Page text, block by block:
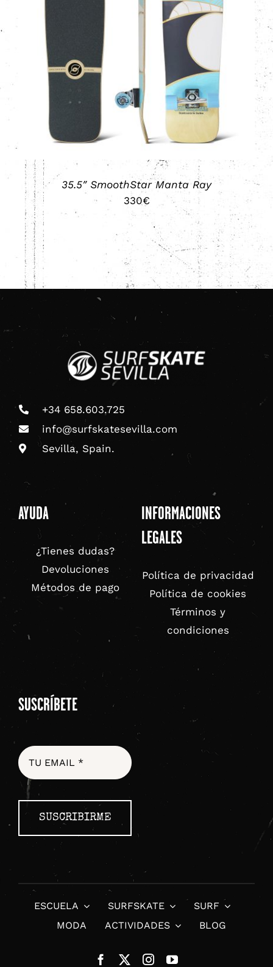
AÑADIR AL CARRITO DETALLES
35.5″ SmoothStar Manta Ray
330€
+34 658.603.725
info@surfskatesevilla.com
Sevilla, Spain.
AYUDA
¿Tienes dudas?
Devoluciones
Métodos de pago
INFORMACIONES
LEGALES
Política de privacidad
Política de cookies
Términos y
condiciones
SUSCRÍBETE
SUSCRIBIRME
ESCUELA SURFSKATE
SURF
MODA
ACTIVIDADES BLOG